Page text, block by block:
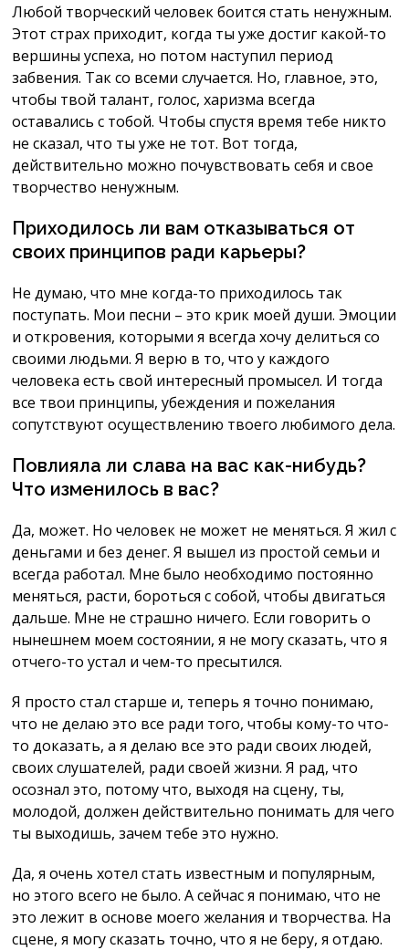
Любой творческий человек боится стать ненужным.
Этот страх приходит, когда ты уже достиг какой-то
вершины успеха, но потом наступил период
забвения. Так со всеми случается. Но, главное, это,
чтобы твой талант, голос, харизма всегда
оставались с тобой. Чтобы спустя время тебе никто
не сказал, что ты уже не тот. Вот тогда,
действительно можно почувствовать себя и свое
творчество ненужным.
Приходилось ли вам отказываться от
своих принципов ради карьеры?
Не думаю, что мне когда-то приходилось так
поступать. Мои песни – это крик моей души. Эмоции
и откровения, которыми я всегда хочу делиться со
своими людьми. Я верю в то, что у каждого
человека есть свой интересный промысел. И тогда
все твои принципы, убеждения и пожелания
сопутствуют осуществлению твоего любимого дела.
Повлияла ли слава на вас как-нибудь?
Что изменилось в вас?
Да, может. Но человек не может не меняться. Я жил с
деньгами и без денег. Я вышел из простой семьи и
всегда работал. Мне было необходимо постоянно
меняться, расти, бороться с собой, чтобы двигаться
дальше. Мне не страшно ничего. Если говорить о
нынешнем моем состоянии, я не могу сказать, что я
отчего-то устал и чем-то пресытился.
Я просто стал старше и, теперь я точно понимаю,
что не делаю это все ради того, чтобы кому-то что-
то доказать, а я делаю все это ради своих людей,
своих слушателей, ради своей жизни. Я рад, что
осознал это, потому что, выходя на сцену, ты,
молодой, должен действительно понимать для чего
ты выходишь, зачем тебе это нужно.
Да, я очень хотел стать известным и популярным,
но этого всего не было. А сейчас я понимаю, что не
это лежит в основе моего желания и творчества. На
сцене, я могу сказать точно, что я не беру, я отдаю.